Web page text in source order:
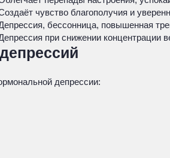
чувство благополучия и
бессонница, повышенная
при снижении концентрации
депрессии: